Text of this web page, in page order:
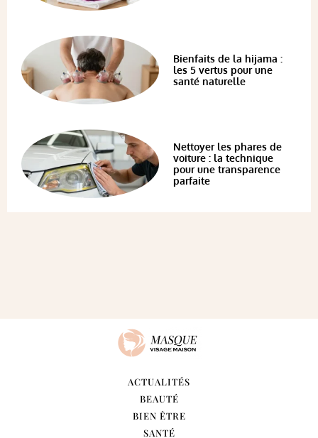
Bienfaits de la hijama :
les 5 vertus pour une
santé naturelle
Nettoyer les phares de
voiture : la technique
pour une transparence
parfaite
ACTUALITÉS
BEAUTÉ
BIEN ÊTRE
SANTÉ